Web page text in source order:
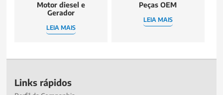
Motor diesel e
Gerador
LEIA MAIS
Peças OEM
LEIA MAIS
Links rápidos